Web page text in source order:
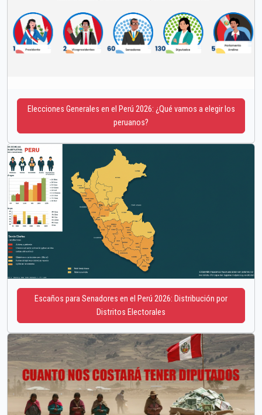
Elecciones Generales en el Perú 2026: ¿Qué vamos a elegir los
peruanos?
Escaños para Senadores en el Perú 2026: Distribución por
Distritos Electorales